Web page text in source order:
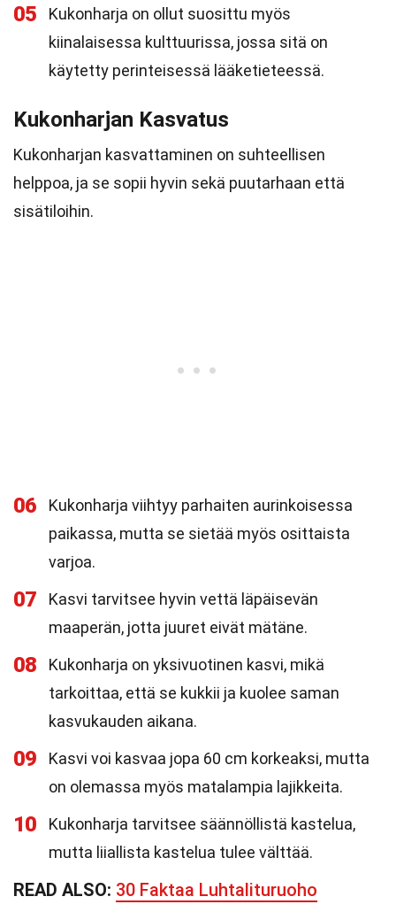
05
Kukonharja on ollut suosittu myös
kiinalaisessa kulttuurissa, jossa sitä on
käytetty perinteisessä lääketieteessä.
Kukonharjan Kasvatus
Kukonharjan kasvattaminen on suhteellisen
helppoa, ja se sopii hyvin sekä puutarhaan että
sisätiloihin.
06
Kukonharja viihtyy parhaiten aurinkoisessa
paikassa, mutta se sietää myös osittaista
varjoa.
07
Kasvi tarvitsee hyvin vettä läpäisevän
maaperän, jotta juuret eivät mätäne.
08
Kukonharja on yksivuotinen kasvi, mikä
tarkoittaa, että se kukkii ja kuolee saman
kasvukauden aikana.
09
Kasvi voi kasvaa jopa 60 cm korkeaksi, mutta
on olemassa myös matalampia lajikkeita.
10
Kukonharja tarvitsee säännöllistä kastelua,
mutta liiallista kastelua tulee välttää.
READ ALSO: 30 Faktaa Luhtalituruoho